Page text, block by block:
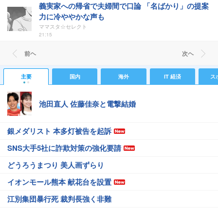
義実家への帰省で夫婦間で口論 「名ばかり」の提案
力に冷ややかな声も
ママスタ☆セレクト
21:15
前ヘ 次ヘ
主要 国内 海外 IT 経済 ス
池田直人 佐藤佳奈と電撃結婚
銀メダリスト 本多灯被告を起訴
SNS大手5社に詐欺対策の強化要請
どうろうまつり 美人画ずらり
イオンモール熊本 献花台を設置
江別集団暴行死 裁判長強く非難